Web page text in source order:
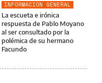
INFORMACIÓN GENERAL
La escueta e irónica
respuesta de Pablo Moyano
al ser consultado por la
polémica de su hermano
Facundo